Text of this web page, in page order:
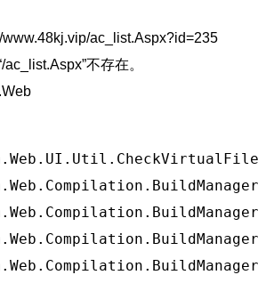
www.48kj.vip/ac_list.Aspx?id=235
ac_list.Aspx”不存在。